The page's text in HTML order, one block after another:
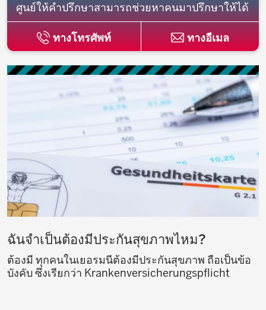
ศูนย์ให้คำปรึกษาสามารถช่วยหาคนมาปรึกษาให้ได้
ทางโทรศัพท์ ทางอีเมล
ฉันจำเป็นต้องมีประกันสุขภาพไหม?
ต้องมี ทุกคนในเยอรมนีต้องมีประกันสุขภาพ ถือเป็นข้อ
บังคับ ซึ่งเรียกว่า Krankenversicherungspflicht